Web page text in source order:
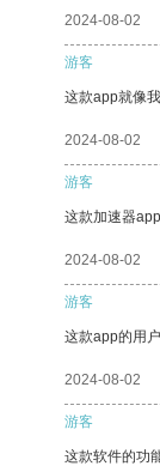
2024-08-02
游客
这款app就像
2024-08-02
游客
这款加速器
2024-08-02
游客
这款app的用
2024-08-02
游客
这款软件的功